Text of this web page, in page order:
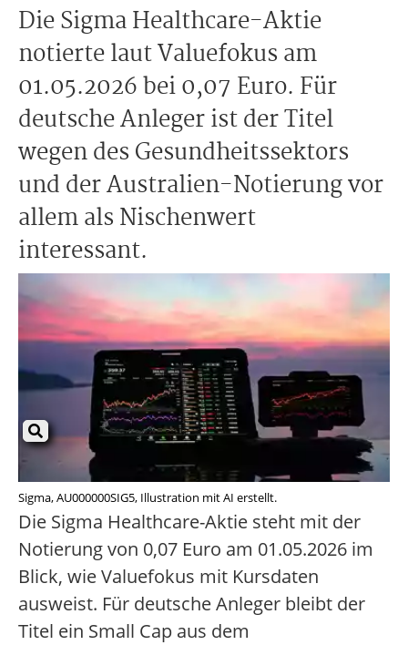
Die Sigma Healthcare-Aktie
notierte laut Valuefokus am
01.05.2026 bei 0,07 Euro. Für
deutsche Anleger ist der Titel
wegen des Gesundheitssektors
und der Australien-Notierung vor
allem als Nischenwert
interessant.
Sigma, AU000000SIG5, Illustration mit AI erstellt.
Die Sigma Healthcare-Aktie steht mit der
Notierung von 0,07 Euro am 01.05.2026 im
Blick, wie Valuefokus mit Kursdaten
ausweist. Für deutsche Anleger bleibt der
Titel ein Small Cap aus dem